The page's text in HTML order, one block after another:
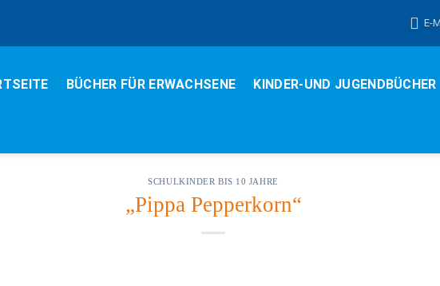
E-
BÜCHER FÜR ERWACHSENE KINDER-UND JUGENDBÜCHER
SCHULKINDER BIS 10 JAHRE
„Pippa Pepperkorn“